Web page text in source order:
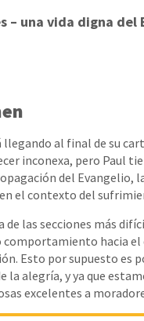
– una vida digna del
al final de su
inconexa, pero Paul
del Evangelio,
el contexto del
de las secciones más
comportamiento hacia el
Esto por supuesto es
la alegría, y ya que
excelentes a